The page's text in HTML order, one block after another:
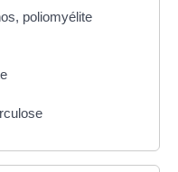
poliomyélite